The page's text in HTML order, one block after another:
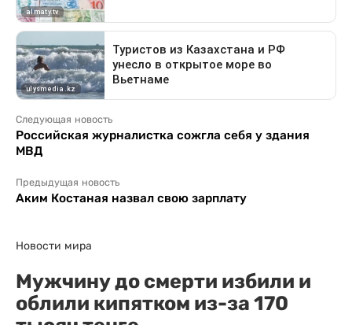
Следующая новость
Российская журналистка сожгла себя у здания
МВД
Предыдущая новость
Аким Костаная назвал свою зарплату
Новости мира
Мужчину до смерти избили и
облили кипятком из-за 170